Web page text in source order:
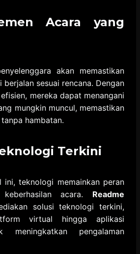
Acara yang
akan memastikan
berjalan sesuai rencana. Dengan
mereka dapat menangani
mungkin muncul, memastikan
hambatan.
Terkini
ini, teknologi memainkan peran
acara. Readme
solusi teknologi terkini,
virtual hingga aplikasi
meningkatkan pengalaman